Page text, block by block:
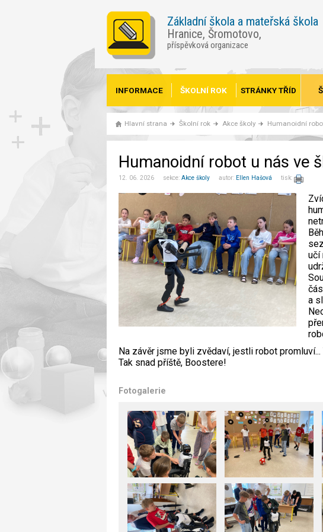
Základní škola a mateřská škola
Hranice, Šromotovo,
příspěvková organizace
INFORMACE ŠKOLNÍ ROK STRÁNKY TŘÍD
Hlavní strana Školní rok Akce školy Humanoidní
Humanoidní robot u nás ve
12. 06. 2026 sekce: Akce školy autor: Ellen Hašová tisk:
učí
a
Na závěr jsme byli zvědaví, jestli robot
Tak snad příště, Boostere!
Fotogalerie